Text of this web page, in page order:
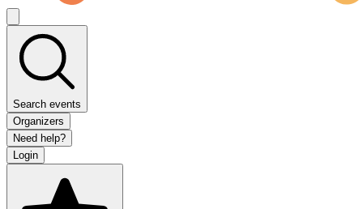
Search events
Organizers
Need help?
Login